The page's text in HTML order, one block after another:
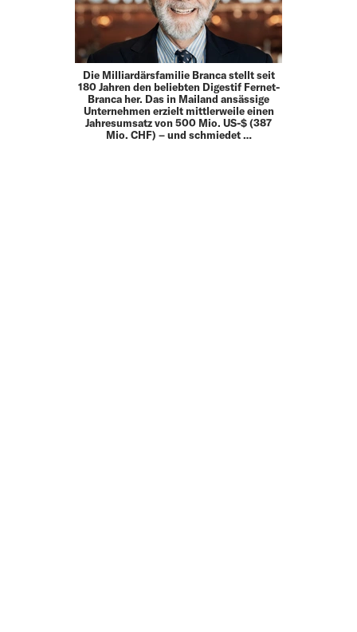
Die Milliardärsfamilie Branca stellt seit
180 Jahren den beliebten Digestif Fernet-
Branca her. Das in Mailand ansässige
Unternehmen erzielt mittlerweile einen
Jahresumsatz von 500 Mio. US-$ (387
Mio. CHF) – und schmiedet …